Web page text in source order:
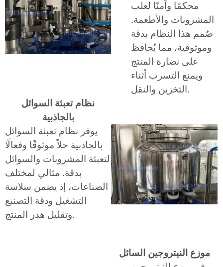
محكمًا وآمنًا لعلب
المشروبات والأطعمة.
صُمم هذا النظام بدقة
وموثوقية، مما يُحافظ
على نضارة المنتج
ويمنع التسرب أثناء
التخزين والنقل.
نظام تعبئة السوائل
بالجاذبية
يوفر نظام تعبئة السوائل
بالجاذبية حلاً موثوقًا وفعالًا
لتعبئة المشروبات والسوائل
بدقة. مثالي لمختلف
الصناعات، إذ يضمن سلاسة
التشغيل ودقة التصنيع
وتقليل هدر المنتج.
موزع النيتروجين السائل